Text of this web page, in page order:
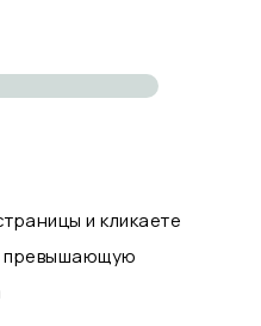
и кликаете
превышающую